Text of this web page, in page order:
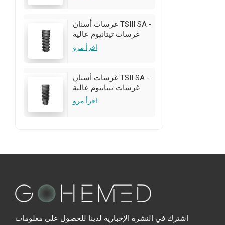
غرسات أسنان TSIII SA -
غرسات تيتانيوم عالية
الجودة | تخصيص
اقرأ مرو
غرسات أسنان TSII SA -
غرسات تيتانيوم عالية
الجودة | تخصيص
اقرأ مرو
اشترك في النشرة الإخبارية لدينا للحصول على معلومات